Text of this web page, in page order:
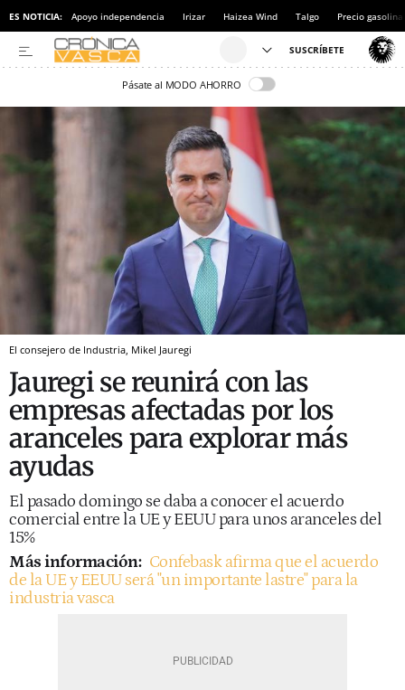
ES NOTICIA: Apoyo independencia Irizar Haizea Wind Talgo Precio gasolina
Pásate al MODO AHORRO
El consejero de Industria, Mikel Jauregi
Jauregi se reunirá con las
empresas afectadas por los
aranceles para explorar más
ayudas
El pasado domingo se daba a conocer el acuerdo
comercial entre la UE y EEUU para unos aranceles del
15%
Más información: Confebask afirma que el acuerdo
de la UE y EEUU será "un importante lastre" para la
industria vasca